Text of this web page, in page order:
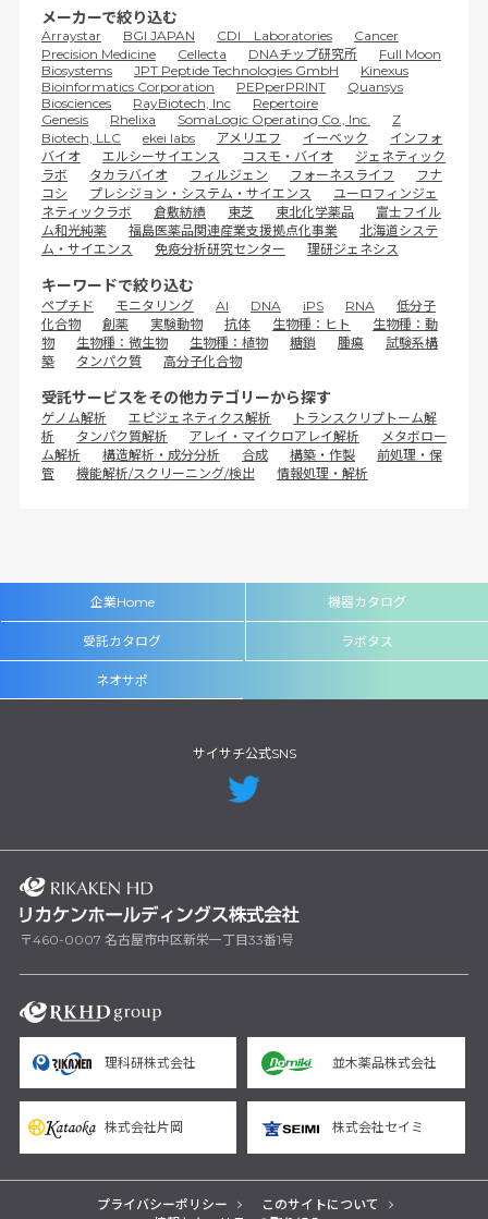
メーカーで絞り込む
Arraystar BGI JAPAN CDI Laboratories
Cancer
Precision Medicine
Cellecta DNAチップ研究所
Full Moon
Biosystems
JPT Peptide Technologies GmbH
Kinexus
Bioinformatics Corporation
PEPperPRINT
Quansys
Biosciences
RayBiotech, Inc
Repertoire
Genesis
Rhelixa SomaLogic Operating Co., Inc.
Z
Biotech, LLC
ekei labs アメリエフ イーベック
インフォ
バイオ
エルシーサイエンス コスモ・バイオ
ジェネティック
ラボ
タカラバイオ フィルジェン フォーネスライフ
フナ
コシ
プレシジョン・システム・サイエンス
ユーロフィンジェ
ネティックラボ
倉敷紡績 東芝 東北化学薬品
富士フイル
ム和光純薬
福島医薬品関連産業支援拠点化事業
北海道システ
ム・サイエンス
免疫分析研究センター 理研ジェネシス
キーワードで絞り込む
ペプチド モニタリング AI DNA iPS RNA
低分子
化合物
創薬 実験動物 抗体 生物種：ヒト
生物種：動
物
生物種：微生物 生物種：植物 糖鎖 腫瘍
試験系構
築
タンパク質 高分子化合物
受託サービスをその他カテゴリーから探す
ゲノム解析 エピジェネティクス解析
トランスクリプトーム解
析
タンパク質解析 アレイ・マイクロアレイ解析
メタボロー
ム解析
構造解析・成分分析 合成 構築・作製
前処理・保
管
機能解析/スクリーニング/検出 情報処理・解析
企業Home 機器カタログ
受託カタログ ラボタス
ネオサポ
サイサチ公式SNS
〒460-0007 名古屋市中区新栄一丁目33番1号
理科研株式会社 並木薬品株式会社
株式会社片岡 株式会社セイミ
プライバシーポリシー
このサイトについて